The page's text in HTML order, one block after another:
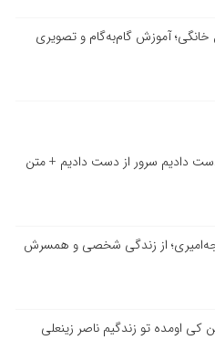
آموزش گام‌به‌گام و تصویری
دادیم سرور از دست دادیم + متن
از زندگی شخصی و همسرش
کی اومده تو زندگیم ناصر زینعلی